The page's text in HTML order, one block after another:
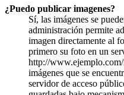
¿Puedo publicar imagenes?
Sí, las imágenes se
administración permite
imagen directamente al
primero su foto en un
http://
imágenes que se
servidor de acceso